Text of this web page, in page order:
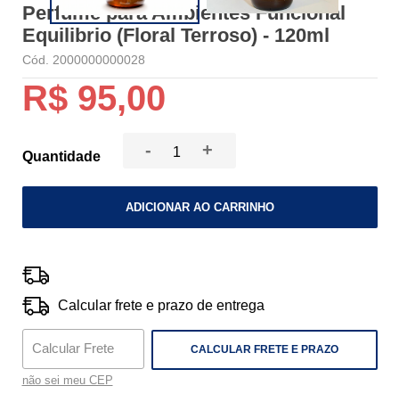
Perfume para Ambientes Funcional
Equilibrio (Floral Terroso) - 120ml
Cód. 2000000000028
R$ 95,00
Quantidade - +
ADICIONAR AO CARRINHO
Calcular frete e prazo de entrega
CALCULAR FRETE E PRAZO
não sei meu CEP